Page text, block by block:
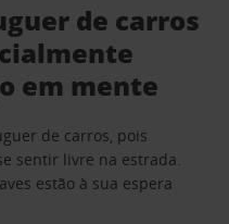
de carros
em mente
de carros, pois
sentir livre na estrada.
estão à sua espera